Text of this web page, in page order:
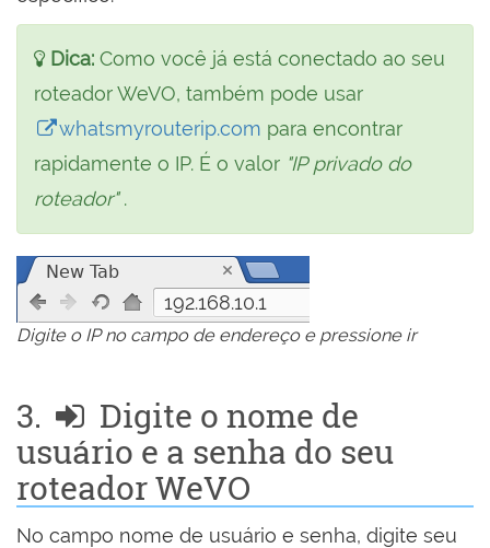
Dica: Como você já está conectado ao seu
roteador WeVO, também pode usar
whatsmyrouterip.com para encontrar
rapidamente o IP. É o valor "IP privado do
roteador".
192.168.10.1
Digite o IP no campo de endereço e pressione ir
3.
Digite o nome de
usuário e a senha do seu
roteador WeVO
No campo nome de usuário e senha, digite seu